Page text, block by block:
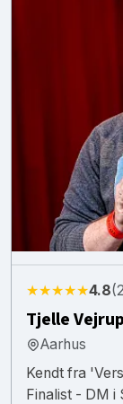
★★★★★4.8
Tjelle Vejrup
Aarhus
Kendt fra
Finalist - DM i